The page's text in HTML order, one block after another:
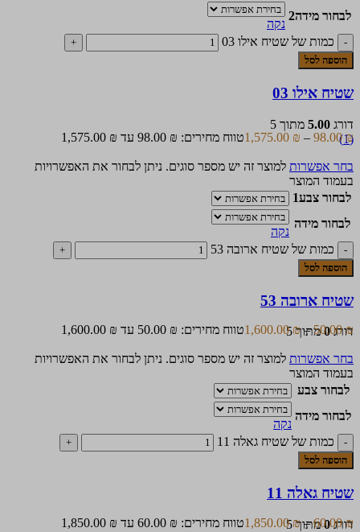
לבחור מידה2
נקה
כמות של שטיח אילו 03
הוספה לסל
שטיח אילו 03
דורג 5.00 מתוך 5
(1)
98.00₪
–
1,575.00 ₪ טווח מחירים: ⁦98.00 ₪⁩ עד ⁦1,575.00 ₪⁩
בחר אפשרות למוצר זה יש מספר סוגים. ניתן לבחור את האפשרויות
בעמוד המוצר
לבחור צבע1
לבחור מידה
נקה
כמות של שטיח ארובה 53
הוספה לסל
שטיח ארובה 53
דורג0מתוך 550.00₪
–
1,600.00₪ טווח מחירים: ⁦50.00 ₪⁩ עד ⁦1,600.00 ₪⁩
בחר אפשרות למוצר זה יש מספר סוגים. ניתן לבחור את האפשרויות
בעמוד המוצר
לבחור צבע
לבחור מידה
נקה
כמות של שטיח גאלה 11
הוספה לסל
שטיח גאלה 11
דורג0מתוך 560.00₪
–
1,850.00₪ טווח מחירים: ⁦60.00 ₪⁩ עד ⁦1,850.00 ₪⁩